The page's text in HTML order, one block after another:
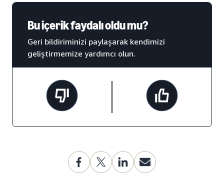
Bu içerik faydalı oldu mu?
Geri bildiriminizi paylaşarak kendimizi
geliştirmemize yardımcı olun.